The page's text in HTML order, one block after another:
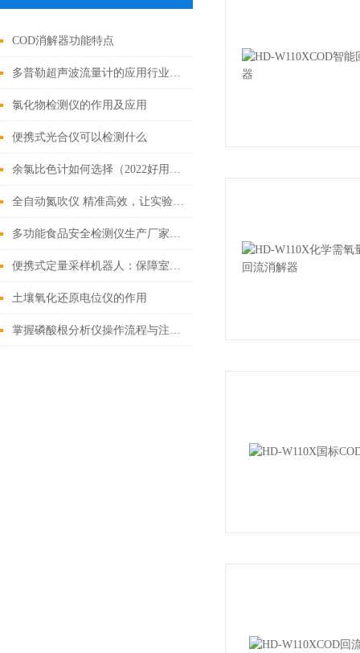
COD消解器功能特点
多普勒超声波流量计的应用行业广泛-霍尔德
氯化物检测仪的作用及应用
便携式光合仪可以检测什么
余氯比色计如何选择（2022好用的余氯比色计）
全自动氮吹仪 精准高效，让实验数据更可靠
多功能食品安全检测仪生产厂家：检测仪的特点
便携式定量采样机器人：保障室内空气质量
土壤氧化还原电位仪的作用
掌握磷酸根分析仪操作流程与注意事项